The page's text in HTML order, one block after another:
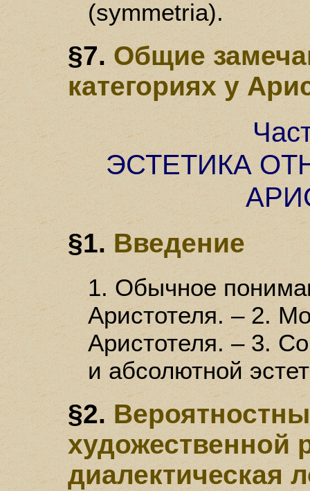
(symmetria).
§7.Общие
категориях у
ЭСТЕТИКА
§1.Введение
1. Обычное
Аристотеля. – 2.
Аристотеля. – 3.
и абсолютной
§2.
художественной
диалектическая